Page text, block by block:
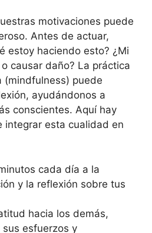
motivaciones puede
Antes de actuar,
estoy haciendo esto? ¿Mi
causar daño? La práctica
(mindfulness) puede
ayudándonos a
conscientes. Aquí hay
integrar esta cualidad en
cada día a la
y la reflexión sobre tus
hacia los demás,
esfuerzos y